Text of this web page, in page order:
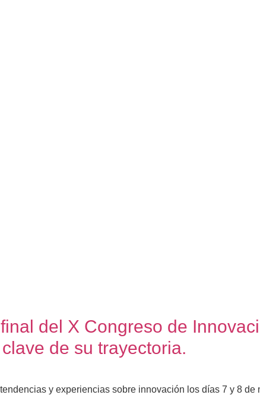
del X Congreso de
de su trayectoria.
y experiencias sobre innovación los días 7 y 8